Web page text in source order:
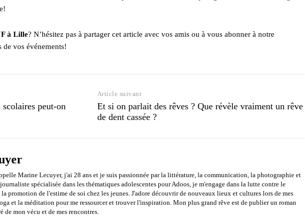
à Lille? N’hésitez pas à partager cet article avec vos amis ou à vous abonner à notre
de vos événements!
scolaires peut-on
Article suivant
Et si on parlait des rêves ? Que révèle vraiment un rêve
de dent cassée ?
Marine Lecuyer, j'ai 28 ans et je suis passionnée par la littérature, la communication, la photographie et
spécialisée dans les thématiques adolescentes pour Adoos, je m'engage dans la lutte contre le
promotion de l'estime de soi chez les jeunes. J'adore découvrir de nouveaux lieux et cultures lors de mes
et la méditation pour me ressourcer et trouver l'inspiration. Mon plus grand rêve est de publier un roman
de mon vécu et de mes rencontres.